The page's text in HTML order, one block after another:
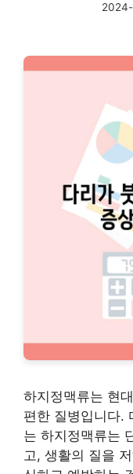
2024-
하지정맥류는 현
편한 질병입니다.
는 하지정맥류는
고, 생활의 질을